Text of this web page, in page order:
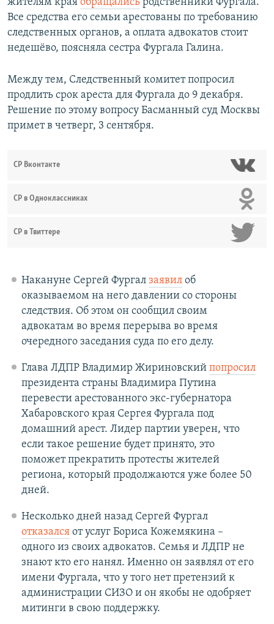
жителям края обращались родственники Фургала.
Все средства его семьи арестованы по требованию
следственных органов, а оплата адвокатов стоит
недешёво, поясняла сестра Фургала Галина.
Между тем, Следственный комитет попросил
продлить срок ареста для Фургала до 9 декабря.
Решение по этому вопросу Басманный суд Москвы
примет в четверг, 3 сентября.
СР Вконтакте
СР в Одноклассниках
СР в Твиттере
Накануне Сергей Фургал заявилоб
оказываемом на него давлении со стороны
следствия. Об этом он сообщил своим
адвокатам во время перерыва во время
очередного заседания суда по его делу.
Глава ЛДПР Владимир Жириновский попросил
президента страны Владимира Путина
перевести арестованного экс-губернатора
Хабаровского края Сергея Фургала под
домашний арест. Лидер партии уверен, что
если такое решение будет принято, это
поможет прекратить протесты жителей
региона, который продолжаются уже более 50
дней.
Несколько дней назад Сергей Фургал
отказалсяот услуг Бориса Кожемякина –
одного из своих адвокатов. Семья и ЛДПР не
знают кто его нанял. Именно он заявлял от его
имени Фургала, что у того нет претензий к
администрации СИЗО и он якобы не одобряет
митинги в свою поддержку.